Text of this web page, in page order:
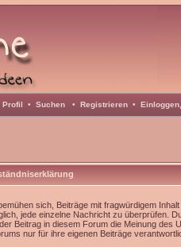
Profil • Suchen • Registrieren •
sich, Beiträge mit fragwürdigem
jede einzelne Nachricht zu überprüfen.
Beitrag in diesem Forum die Meinung des
nur für ihre eigenen Beiträge